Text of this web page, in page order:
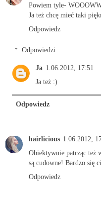
Powiem tyle-
Ja też chcę mieć taki
Odpowiedz
Odpowiedzi
Ja 1.06.2012, 17:51
Ja też :)
Odpowiedz
hairlicious 1.06.2012,
Obiektywnie patrząc też
są cudowne! Bardzo się
Odpowiedz